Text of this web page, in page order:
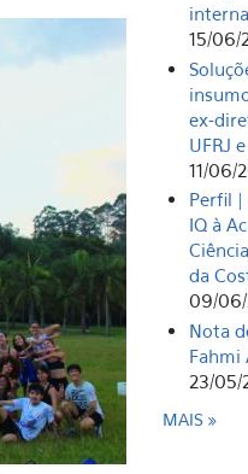
15/06/
ex-
UFRJ
11/06/
Perfil |
IQ à
da
09/
Nota
Fahmi
23/05/
MAIS